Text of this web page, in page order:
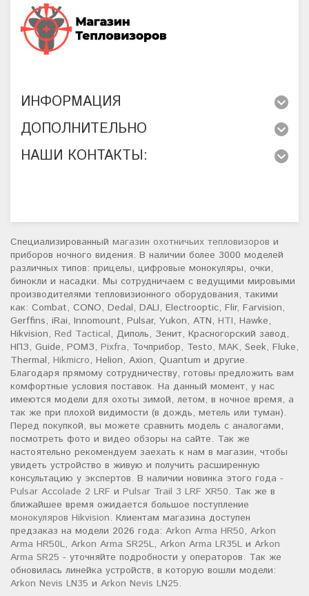
ИНФОРМАЦИЯ
ДОПОЛНИТЕЛЬНО
НАШИ КОНТАКТЫ:
Специализированный магазин охотничьих тепловизоров и
приборов ночного видения. В наличии более 3000 моделей
различных типов: прицелы, цифровые монокуляры, очки,
бинокли и насадки. Мы сотрудничаем с ведущими мировыми
производителями тепловизионного оборудования, такими
как: Combat, CONO, Dedal, DALI, Electrooptic, Flir, Farvision,
Gerffins, iRai, Innomount, Pulsar, Yukon, ATN, HTI, Hawke,
Hikvision, Red Tactical, Диполь, Зенит, Красногорский завод,
НПЗ, Guide, РОМЗ, Pixfra, Точприбор, Testo, MAK, Seek, Fluke,
Thermal, Hikmicro, Helion, Axion, Quantum и другие.
Благодаря прямому сотрудничеству, готовы предложить вам
комфортные условия поставок. На данный момент, у нас
имеются модели для охоты зимой, летом, в ночное время, а
так же при плохой видимости (в дождь, метель или туман).
Перед покупкой, вы можете сравнить модель с аналогами,
посмотреть фото и видео обзоры на сайте. Так же
настоятельно рекомендуем заехать к нам в магазин, чтобы
увидеть устройство в живую и получить расширенную
консультацию у экспертов. В наличии новинка этого года -
Pulsar Accolade 2 LRF и Pulsar Trail 3 LRF XR50. Так же в
ближайшее время ожидается большое поступление
монокуляров Hikvision. Клиентам магазина доступен
предзаказ на модели 2026 года: Arkon Arma HR50, Arkon
Arma HR50L, Arkon Arma SR25L, Arkon Arma LR35L и Arkon
Arma SR25 - уточняйте подробности у операторов. Так же
обновилась линейка устройств, в которую вошли модели:
Arkon Nevis LN35 и Arkon Nevis LN25.